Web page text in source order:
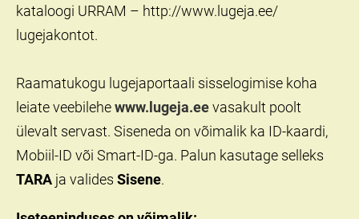
kataloogi URRAM – http://www.lugeja.ee/
lugejakontot.
Raamatukogu lugejaportaali sisselogimise koha
leiate veebilehewww.lugeja.eevasakult poolt
ülevalt servast. Siseneda on võimalik ka ID-kaardi,
Mobiil-ID või Smart-ID-ga. Palun kasutage selleks
TARA ja valides Sisene.